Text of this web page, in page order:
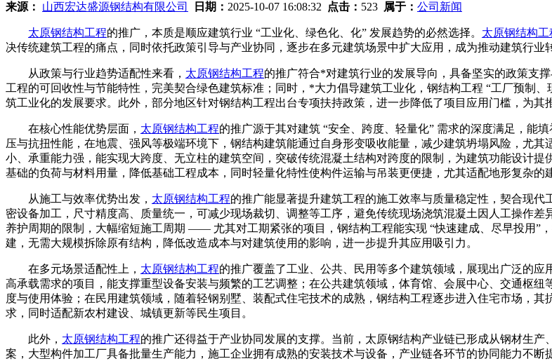
来源： 山西宏达盛源钢结构有限公司 日期： 2025-10-07 16:08:32 点击： 523 属于： 公司新闻
太原钢结构工程的推广，本质是顺应建筑行业 “工业化、绿色化、化” 发展趋势的必然选择。 太原钢结构工
决传统建筑工程的痛点，同时依托政策引导与产业协同，逐步在多元建筑场景中扩大应用，成为推动建筑行业
从政策与行业趋势适配性来看， 太原钢结构工程的推广符合*对建筑行业的发展导向，具备坚实的政策支
工程的可回收性与节能特性，完美契合绿色建筑标准；同时，*大力倡导建筑工业化，钢结构工程 “工厂预制
筑工业化的发展要求。此外，部分地区针对钢结构工程出台专项扶持政策，进一步降低了项目应用门槛，为其
在核心性能优势层面， 太原钢结构工程的推广源于其对建筑 “安全、跨度、轻量化” 需求的深度满足，能
压与抗扭性能，在地震、强风等极端环境下，钢结构建筑能通过自身形变吸收能量，减少建筑坍塌风险，尤
小、承重能力强，能实现大跨度、无立柱的建筑空间，突破传统混凝土结构对跨度的限制，为建筑功能设计
基础的负荷与材料用量，降低基础工程成本，同时轻量化特性使构件运输与吊装更便捷，尤其适配地形复杂的
从施工与效率优势出发， 太原钢结构工程的推广能显著提升建筑工程的施工效率与质量稳定性，契合现
密设备加工，尺寸精度高、质量统一，可减少现场裁切、调整等工序，避免传统现场浇筑混凝土因人工操作
养护周期的限制，大幅缩短施工周期 —— 尤其对工期紧张的项目，钢结构工程能实现 “快速建成、尽早投用”
建，无需大规模拆除原有结构，降低改造成本与对建筑使用的影响，进一步提升其应用吸引力。
在多元场景适配性上， 太原钢结构工程的推广覆盖了工业、公共、民用等多个建筑领域，展现出广泛的
高承载需求的项目，能支撑重型设备安装与频繁的工艺调整；在公共建筑领域，体育馆、会展中心、交通枢
度与使用体验；在民用建筑领域，随着轻钢别墅、装配式住宅技术的成熟，钢结构工程逐步进入住宅市场，
求，同时适配新农村建设、城镇更新等民生项目。
此外， 太原钢结构工程的推广还得益于产业协同发展的支撑。当前，太原钢结构产业链已形成从钢材生
案，大型构件加工厂具备批量生产能力，施工企业拥有成熟的安装技术与设备，产业链各环节的协同能力不